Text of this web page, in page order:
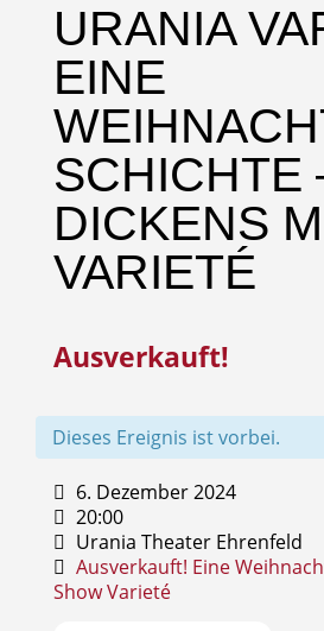
URANIA
EINE
SCHICHTE
DICKENS
VARIETÉ
Ausverkauft!
Dieses Ereignis ist vorbei.
6. Dezember 2024
20:00
Urania Theater Ehrenfeld
Ausverkauft! Eine
ShowVarieté